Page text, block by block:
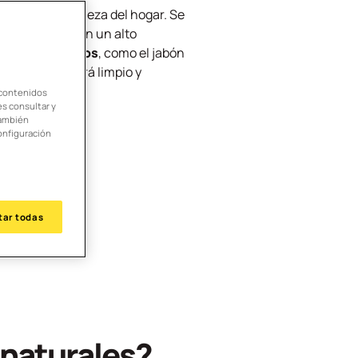
a la limpieza del hogar. Se
pero con un alto
y ecológicos, como el jabón
. ¡Quedará limpio y
consultar y
todas